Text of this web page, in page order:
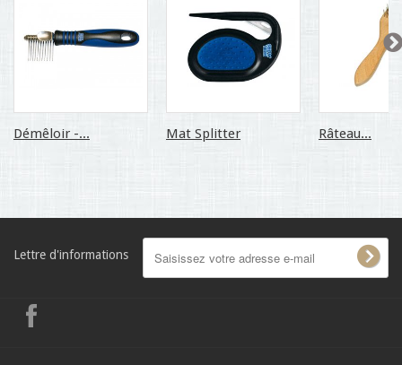
Démêloir -... Mat Splitter Râteau...
Lettre d'informations